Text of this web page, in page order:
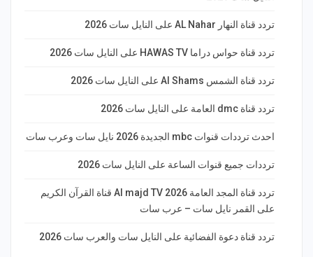
تردد قناة النهار AL Nahar على النايل سات 2026
تردد قناة حواس دراما HAWAS TV على النايل سات 2026
تردد قناة الشمس Al Shams على النايل سات 2026
تردد قناة dmc العامة على النايل سات 2026
احدث ترددات قنوات mbc الجديدة 2026 نايل سات وعرب سات
ترددات جميع قنوات الساعة على النايل سات 2026
تردد قناة المجد العامة Al majd TV 2026 قناة القرآن الكريم
على القمر نايل سات – عرب سات
تردد قناة دعوة الفضائية على النايل سات والعرب سات 2026